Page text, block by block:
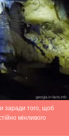
заради того, щоб
мінливого